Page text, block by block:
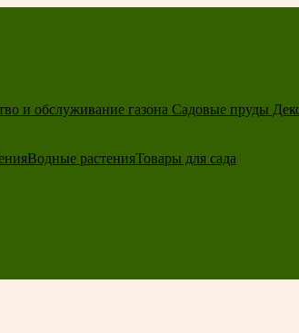
и обслуживание газона Садовые пруды
Водные растенияТовары для сада